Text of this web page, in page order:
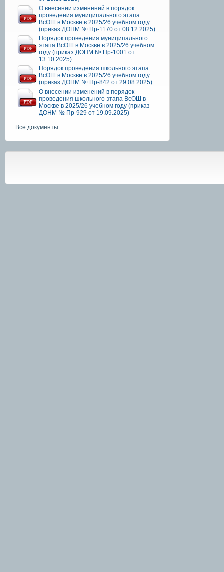
О внесении изменений в порядок
проведения муниципального этапа
ВсОШ в Москве в 2025/26 учебном году
(приказ ДОНМ № Пр-1170 от 08.12.2025)
Порядок проведения муниципального
этапа ВсОШ в Москве в 2025/26 учебном
году (приказ ДОНМ № Пр-1001 от
13.10.2025)
Порядок проведения школьного этапа
ВсОШ в Москве в 2025/26 учебном году
(приказ ДОНМ № Пр-842 от 29.08.2025)
О внесении изменений в порядок
проведения школьного этапа ВсОШ в
Москве в 2025/26 учебном году (приказ
ДОНМ № Пр-929 от 19.09.2025)
Все документы